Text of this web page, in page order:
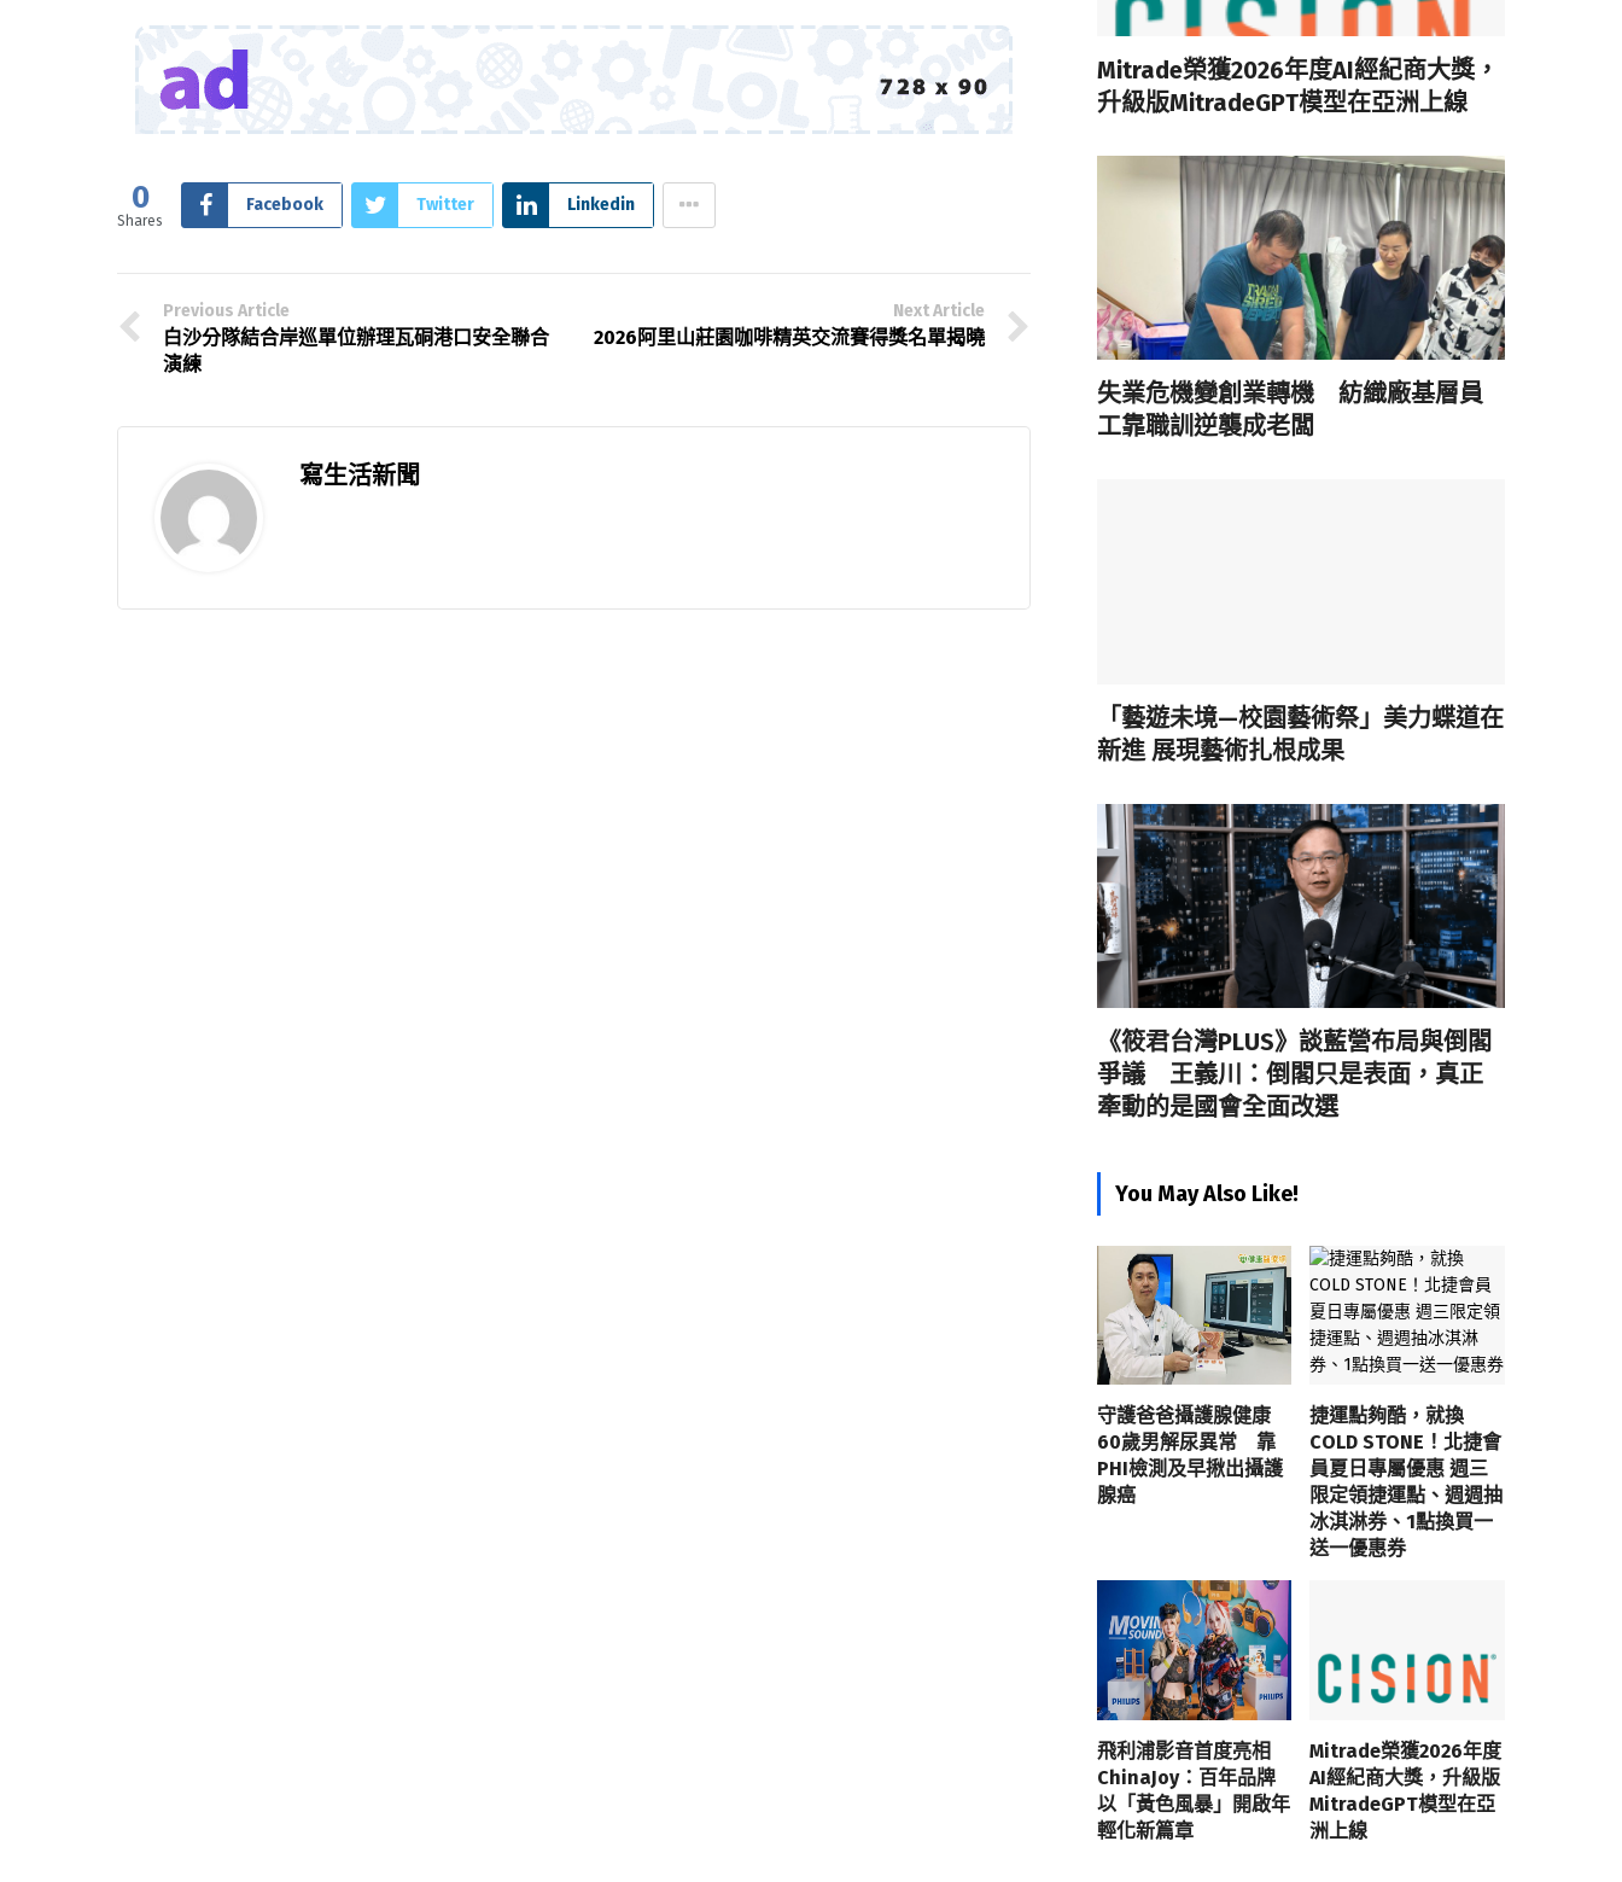
0
Shares
Facebook Twitter Linkedin
Previous Article
白沙分隊結合岸巡單位辦理瓦硐港口安全聯合
演練
Next Article
2026阿里山莊園咖啡精英交流賽得獎名單揭曉
寫生活新聞
Mitrade榮獲2026年度AI經紀商大獎，
升級版MitradeGPT模型在亞洲上線
失業危機變創業轉機 紡織廠基層員
工靠職訓逆襲成老闆
「藝遊未境—校園藝術祭」美力蝶道在
新進 展現藝術扎根成果
《筱君台灣PLUS》談藍營布局與倒閣
爭議 王義川：倒閣只是表面，真正
牽動的是國會全面改選
You May Also Like!
守護爸爸攝護腺健康
60歲男解尿異常 靠
PHI檢測及早揪出攝護
腺癌
捷運點夠酷，就換
COLD STONE！北捷會
員夏日專屬優惠 週三
限定領捷運點、週週抽
冰淇淋券、1點換買一
送一優惠券
飛利浦影音首度亮相
ChinaJoy：百年品牌
以「黃色風暴」開啟年
輕化新篇章
Mitrade榮獲2026年度
AI經紀商大獎，升級版
MitradeGPT模型在亞
洲上線